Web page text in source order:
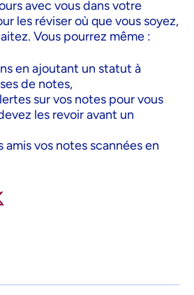
avec vous dans votre
les réviser où que vous soyez,
Vous pourrez même :
en ajoutant un statut à
de notes,
sur vos notes pour vous
les revoir avant un
amis vos notes scannées en